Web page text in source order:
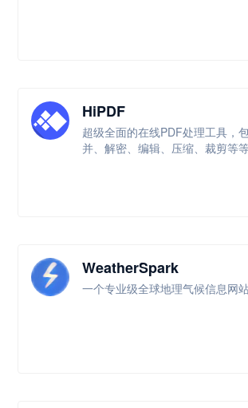
HiPDF
超级全面的在线PDF处理工具，
并、解密、编辑、压缩、裁剪等
WeatherSpark
一个专业级全球地理气候信息网